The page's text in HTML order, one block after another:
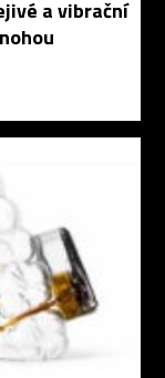
a vibrační